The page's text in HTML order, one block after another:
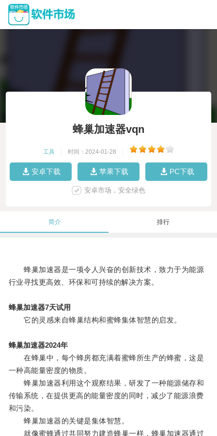
蜂巢加速器vqn
工具 时间：2024-01-28
安卓下载 苹果下载 PC下载
安卓市场，安全绿色
简介 排行
蜂巢加速器是一项令人兴奋的创新技术，致力于为能源
行业寻找更高效、环保和可持续的解决方案。
蜂巢加速器7天试用
它的灵感来自蜂巢结构和蜜蜂集体智慧的启发。
蜂巢加速器2024年
在蜂巢中，每个蜂房都充满着蜜蜂所生产的蜂蜜，这是
一种高能量密度的物质。
蜂巢加速器利用这个观察结果，研发了一种能源储存和
传输系统，在提供更高的能量密度的同时，减少了能源浪费
和污染。
蜂巢加速器的关键是集体智慧。
就像蜜蜂通过共同努力建造蜂巢一样，蜂巢加速器通过